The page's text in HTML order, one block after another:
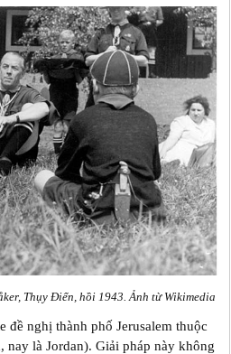
Thụy Điển, hồi 1943. Ảnh từ Wikimedia
đề nghị thành phố Jerusalem thuộc
nay là Jordan). Giải pháp này không